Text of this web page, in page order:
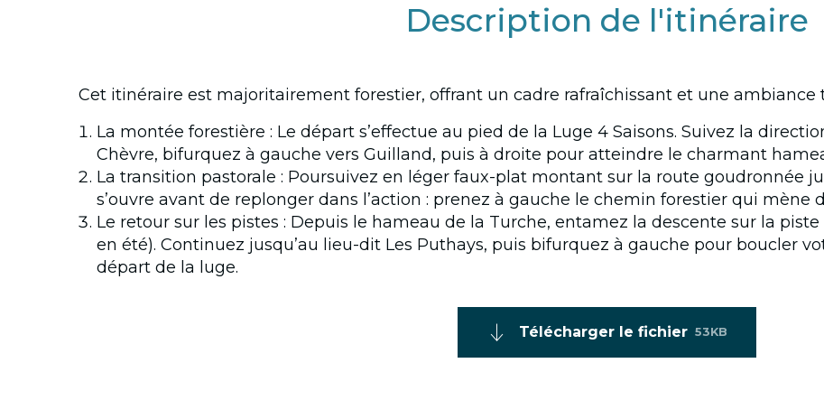
Description de l'itinéraire
Cet itinéraire est majoritairement forestier, offrant un cadre rafraîchissant et une
La montée forestière : Le départ s’effectue au pied de la Luge 4 Saisons. Suivez la
Chèvre, bifurquez à gauche vers Guilland, puis à droite pour atteindre le charmant
La transition pastorale : Poursuivez en léger faux-plat montant sur la route goudronnée
s’ouvre avant de replonger dans l’action : prenez à gauche le chemin forestier qui mène
Le retour sur les pistes : Depuis le hameau de la Turche, entamez la descente sur la
en été). Continuez jusqu’au lieu-dit Les Puthays, puis bifurquez à gauche pour boucler
départ de la luge.
Télécharger le fichier 53KB